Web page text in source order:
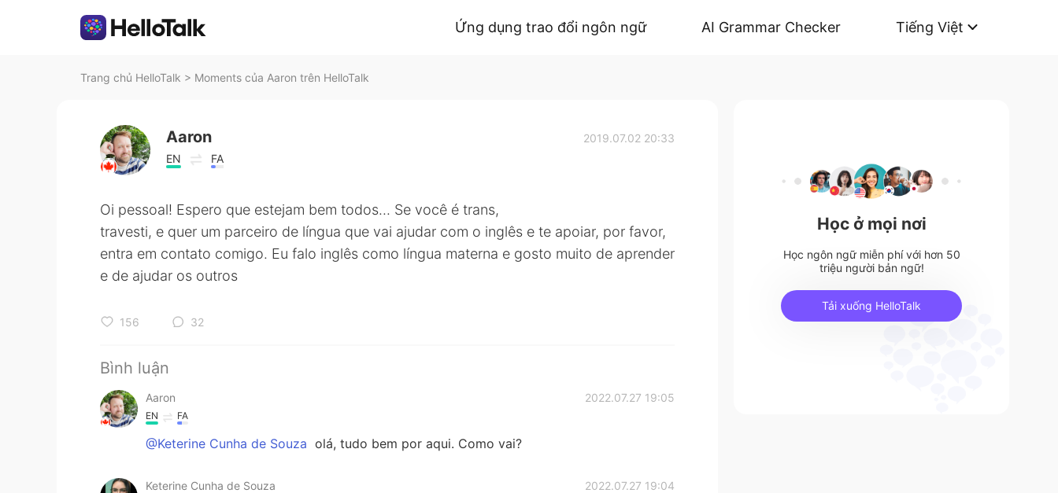
Ứng dụng trao đổi ngôn ngữ AI Grammar Checker Tiếng Việt
Trang chủ HelloTalk > Moments của Aaron trên HelloTalk
Aaron
EN FA
2019.07.02 20:33
Oi pessoal! Espero que estejam bem todos... Se você é trans,
travesti, e quer um parceiro de língua que vai ajudar com o inglês e te apoiar, por favor,
entra em contato comigo. Eu falo inglês como língua materna e gosto muito de aprender
e de ajudar os outros
156 32
Bình luận
Aaron 2022.07.27 19:05
EN FA
@Keterine Cunha de Souza olá, tudo bem por aqui. Como vai?
Keterine Cunha de Souza 2022.07.27 19:04
Học ở mọi nơi
Học ngôn ngữ miễn phí với hơn 50
triệu người bản ngữ!
Tải xuống HelloTalk